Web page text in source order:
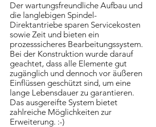
Der wartungsfreundliche Aufbau und
die langlebigen Spindel-
Direktantriebe sparen Servicekosten
sowie Zeit und bieten ein
prozesssicheres Bearbeitungssystem.
Bei der Konstruktion wurde darauf
geachtet, dass alle Elemente gut
zugänglich und dennoch vor äußeren
Einflüssen geschützt sind, um eine
lange Lebensdauer zu garantieren.
Das ausgereifte System bietet
zahlreiche Möglichkeiten zur
Erweiterung. :-)